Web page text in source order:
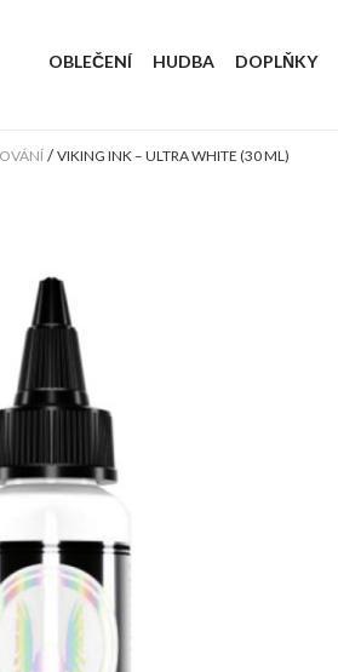
OBLEČENÍ HUDBA DOPLŇKY
/VIKING INK – ULTRA WHITE (30 ML)